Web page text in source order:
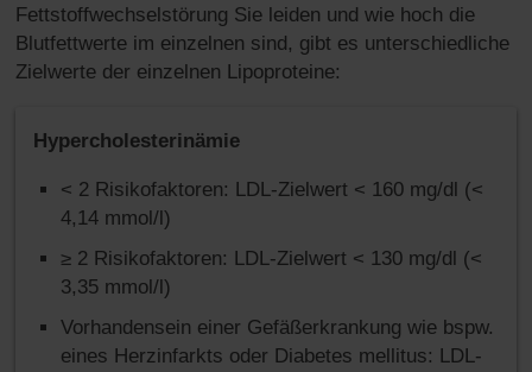
Fettstoffwechselstörung Sie leiden und wie hoch die
Blutfettwerte im einzelnen sind, gibt es unterschiedliche
Zielwerte der einzelnen Lipoproteine:
Hypercholesterinämie
< 2 Risikofaktoren: LDL-Zielwert < 160 mg/dl (<
4,14 mmol/l)
≥ 2 Risikofaktoren: LDL-Zielwert < 130 mg/dl (<
3,35 mmol/l)
Vorhandensein einer Gefäßerkrankung wie bspw.
eines Herzinfarkts oder Diabetes mellitus: LDL-